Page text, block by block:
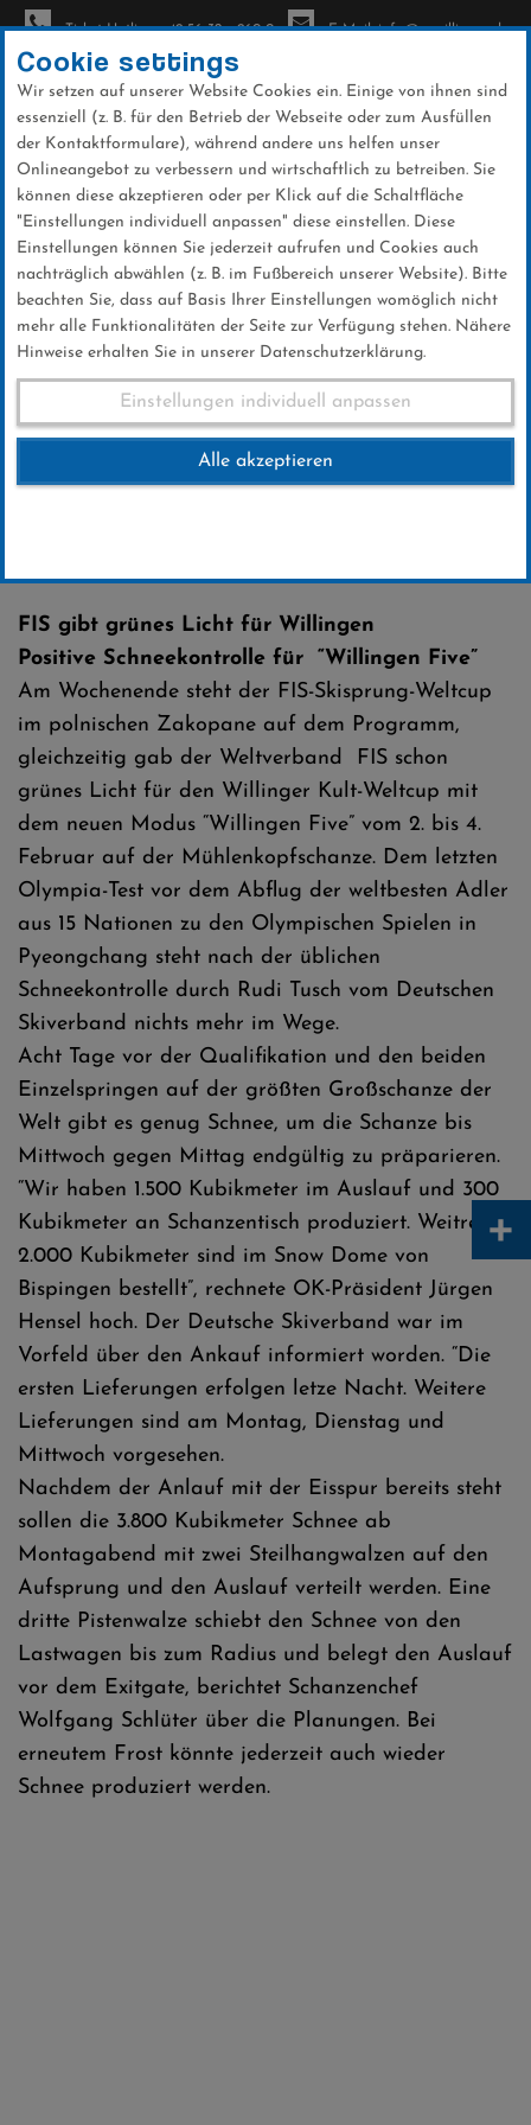
Direkt
zum
Inhalt
Ticket-Hotline: +49 56 32 - 960-0 E-Mail: info@sc-willingen.de
News
Weltcup-Splitter 27.01.2018
27 .Januar 2018
FIS gibt grünes Licht für Willingen
Positive Schneekontrolle für “Willingen Five”
Am Wochenende steht der FIS-Skisprung-Weltcup
im polnischen Zakopane auf dem Programm,
gleichzeitig gab der Weltverband FIS schon
grünes Licht für den Willinger Kult-Weltcup mit
dem neuen Modus “Willingen Five” vom 2. bis 4.
Februar auf der Mühlenkopfschanze. Dem letzten
Olympia-Test vor dem Abflug der weltbesten Adler
aus 15 Nationen zu den Olympischen Spielen in
Pyeongchang steht nach der üblichen
Schneekontrolle durch Rudi Tusch vom Deutschen
Skiverband nichts mehr im Wege.
Acht Tage vor der Qualifikation und den beiden
Einzelspringen auf der größten Großschanze der
Welt gibt es genug Schnee, um die Schanze bis
Mittwoch gegen Mittag endgültig zu präparieren.
“Wir haben 1.500 Kubikmeter im Auslauf und 300
Kubikmeter an Schanzentisch produziert. Weitre
2.000 Kubikmeter sind im Snow Dome von
Bispingen bestellt”, rechnete OK-Präsident Jürgen
Hensel hoch. Der Deutsche Skiverband war im
Vorfeld über den Ankauf informiert worden. “Die
ersten Lieferungen erfolgen letze Nacht. Weitere
Lieferungen sind am Montag, Dienstag und
Mittwoch vorgesehen.
Nachdem der Anlauf mit der Eisspur bereits steht
sollen die 3.800 Kubikmeter Schnee ab
Montagabend mit zwei Steilhangwalzen auf den
Aufsprung und den Auslauf verteilt werden. Eine
dritte Pistenwalze schiebt den Schnee von den
Lastwagen bis zum Radius und belegt den Auslauf
vor dem Exitgate, berichtet Schanzenchef
Wolfgang Schlüter über die Planungen. Bei
erneutem Frost könnte jederzeit auch wieder
Schnee produziert werden.
Cookie settings
Wir setzen auf unserer Website Cookies ein. Einige von ihnen sind
essenziell (z. B. für den Betrieb der Webseite oder zum Ausfüllen
der Kontaktformulare), während andere uns helfen unser
Onlineangebot zu verbessern und wirtschaftlich zu betreiben. Sie
können diese akzeptieren oder per Klick auf die Schaltfläche
"Einstellungen individuell anpassen" diese einstellen. Diese
Einstellungen können Sie jederzeit aufrufen und Cookies auch
nachträglich abwählen (z. B. im Fußbereich unserer Website). Bitte
beachten Sie, dass auf Basis Ihrer Einstellungen womöglich nicht
mehr alle Funktionalitäten der Seite zur Verfügung stehen. Nähere
Hinweise erhalten Sie in unserer Datenschutzerklärung.
Einstellungen individuell anpassen
Alle akzeptieren
+